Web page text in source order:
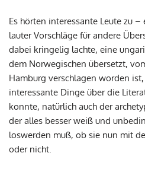
Es hörten interessante Leute zu
lauter Vorschläge für andere
dabei kringelig lachte, eine
dem Norwegischen übersetzt,
Hamburg verschlagen worden
interessante Dinge über die
konnte, natürlich auch der
der alles besser weiß und
loswerden muß, ob sie nun mit
oder nicht.